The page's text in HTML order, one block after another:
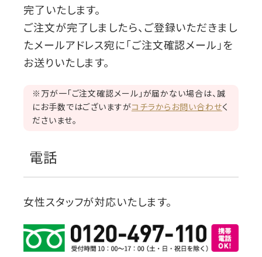
完了いたします。
ご注文が完了しましたら、ご登録いただきまし
たメールアドレス宛に「ご注文確認メール」を
お送りいたします。
※万が一「ご注文確認メール」が届かない場合は、誠
にお手数ではございますがコチラからお問い合わせく
ださいませ。
電話
女性スタッフが対応いたします。